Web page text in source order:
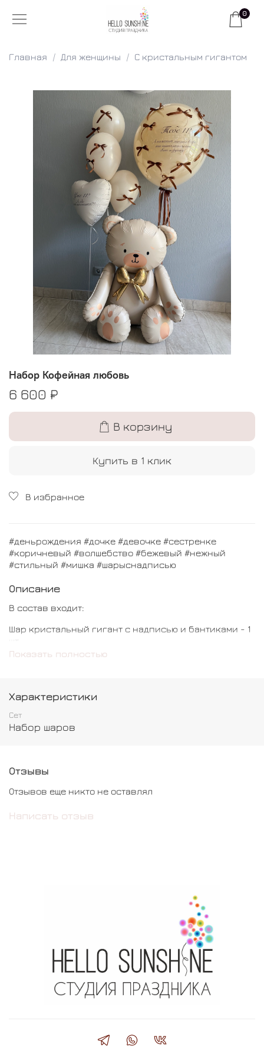
0
Главная Для женщины С кристальным гигантом
Набор Кофейная любовь
6 600 ₽
В корзину
Купить в 1 клик
В избранное
#деньрождения #дочке #девочке #сестренке
#коричневый #волшебство #бежевый #нежный
#стильный #мишка #шарыснадписью
Описание
В состав входит:
Шар кристальный гигант с надписью и бантиками - 1
Шар мишка - 1 шт
Показать полностью
Характеристики
Сет
Набор шаров
Отзывы
Отзывов еще никто не оставлял
Написать отзыв